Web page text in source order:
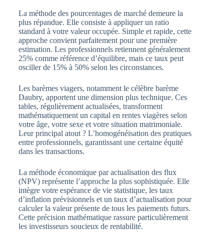
La méthode des pourcentages de marché demeure la
plus répandue. Elle consiste à appliquer un ratio
standard à votre valeur occupée. Simple et rapide, cette
approche convient parfaitement pour une première
estimation. Les professionnels retiennent généralement
25% comme référence d’équilibre, mais ce taux peut
osciller de 15% à 50% selon les circonstances.
Les barèmes viagers, notamment le célèbre barème
Daubry, apportent une dimension plus technique. Ces
tables, régulièrement actualisées, transforment
mathématiquement un capital en rentes viagères selon
votre âge, votre sexe et votre situation matrimoniale.
Leur principal atout ? L’homogénéisation des pratiques
entre professionnels, garantissant une certaine équité
dans les transactions.
La méthode économique par actualisation des flux
(NPV) représente l’approche la plus sophistiquée. Elle
intègre votre espérance de vie statistique, les taux
d’inflation prévisionnels et un taux d’actualisation pour
calculer la valeur présente de tous les paiements futurs.
Cette précision mathématique rassure particulièrement
les investisseurs soucieux de rentabilité.